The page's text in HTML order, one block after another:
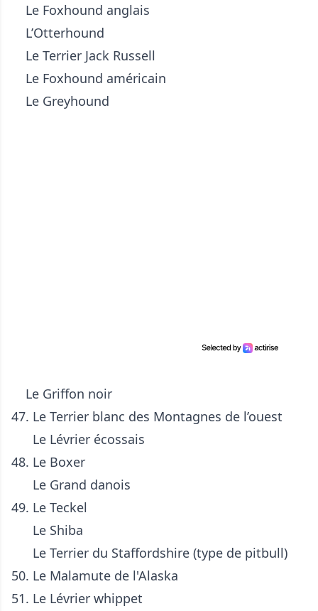
Le Foxhound anglais
L’Otterhound
Le Terrier Jack Russell
Le Foxhound américain
Le Greyhound
Le Griffon noir
47. Le Terrier blanc des Montagnes de l’ouest
Le Lévrier écossais
48. Le Boxer
Le Grand danois
49. Le Teckel
Le Shiba
Le Terrier du Staffordshire (type de pitbull)
50. Le Malamute de l'Alaska
51. Le Lévrier whippet